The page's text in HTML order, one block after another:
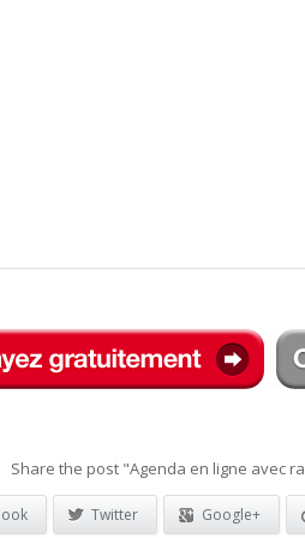
Share the post "Agenda en ligne avec
Twitter Google+